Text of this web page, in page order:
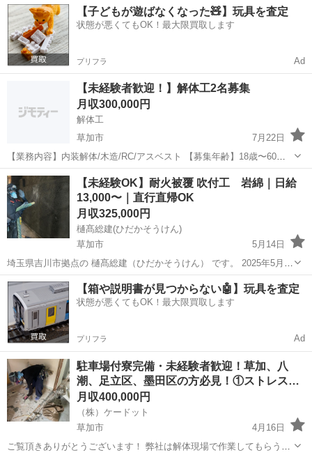
【子どもが遊ばなくなった🧸】玩具を査定
状態が悪くてもOK！最大限買取します
プリフラ Ad
【未経験者歓迎！】解体工2名募集
月収300,000円
解体工
草加市
7月22日
【業務内容】内装解体/木造/RC/アスベスト 【募集年齢】18歳〜60歳
まで 【必要資格】なし 経験者優遇します！未経験の方も大歓迎です★
ご不明点や気になる点がありましたら お気軽にご連絡ください(^_^)
埼玉 草加市 内装職人
【未経験OK】耐火被覆 吹付工 岩綿｜日給
13,000〜｜直行直帰OK
月収325,000円
樋髙総建(ひだかそうけん)
草加市
5月14日
埼玉県吉川市拠点の 樋髙総建（ひだかそうけん） です。 2025年5月に
独立した新しい会社です。 一緒に会社を大きくしてくれる仲間を募集
しています！ ⸻ 【仕事内容】 鉄骨に“耐火被覆材”を吹き付け...
埼玉 草加市 内装職人 未経験
【箱や説明書が見つからない🤖】玩具を査定
状態が悪くてもOK！最大限買取します
プリフラ Ad
駐車場付寮完備・未経験者歓迎！草加、八
潮、足立区、墨田区の方必見！①ストレス
発…
月収400,000円
（株）ケードット
草加市
4月16日
ご覧頂きありがとうございます！ 弊社は解体現場で作業してもらう方